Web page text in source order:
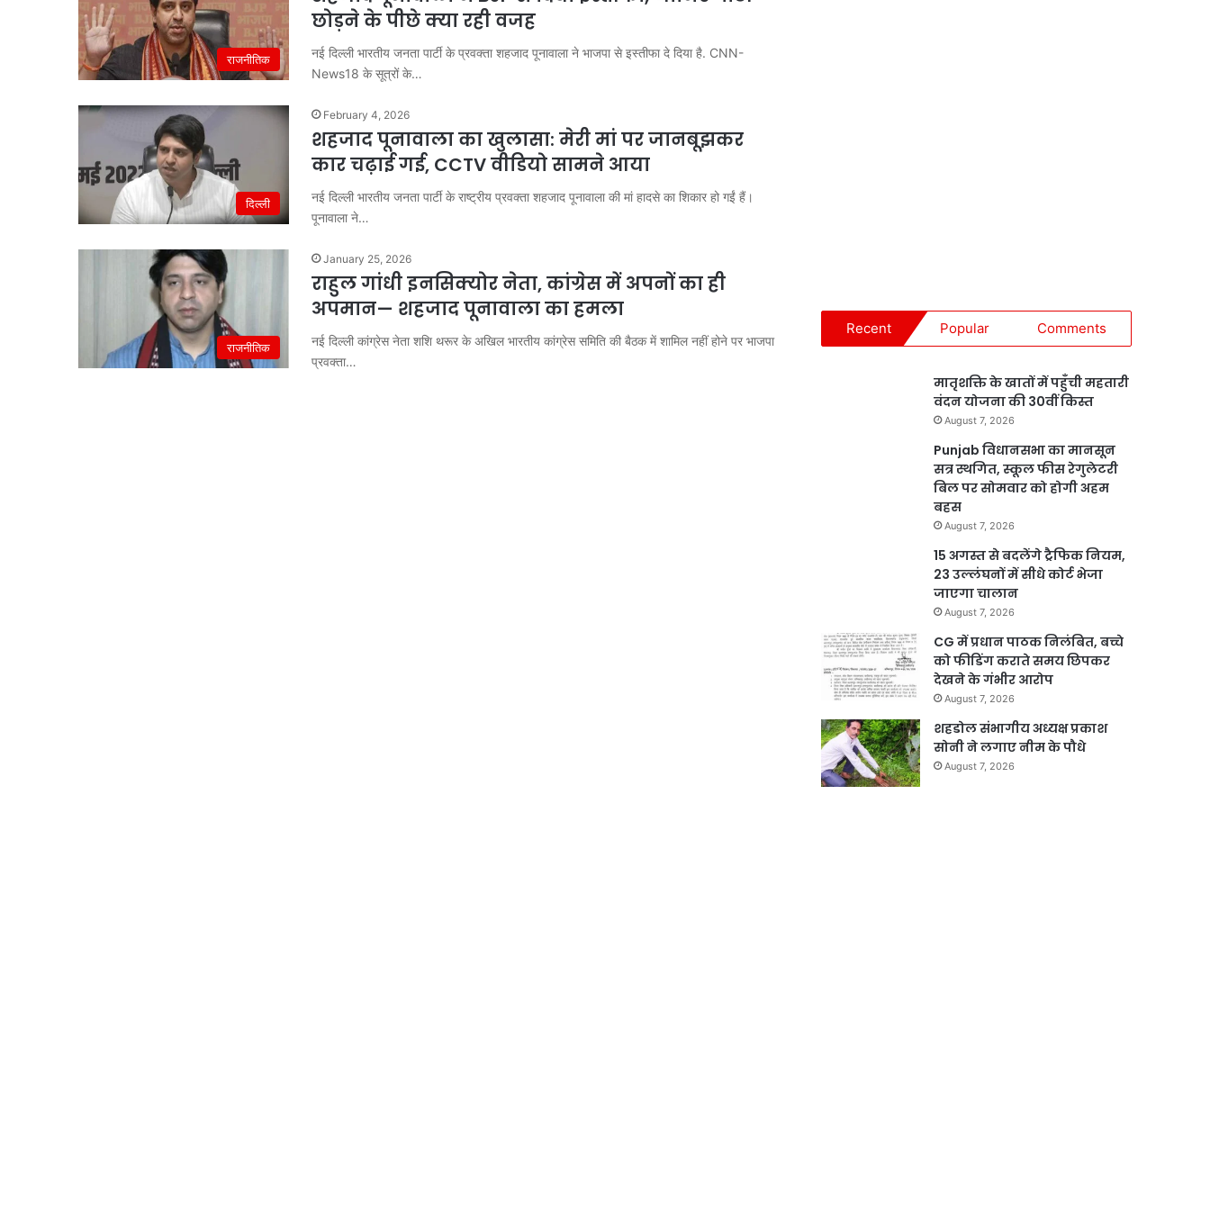
राजनीतिक
छोड़ने के पीछे क्या रही वजह
नई दिल्ली भारतीय जनता पार्टी के प्रवक्ता शहजाद पूनावाला ने भाजपा से इस्तीफा दे दिया है. CNN-
News18 के सूत्रों के…
दिल्ली
February 4, 2026
शहजाद पूनावाला का खुलासा: मेरी मां पर जानबूझकर
कार चढ़ाई गई, CCTV वीडियो सामने आया
नई दिल्ली भारतीय जनता पार्टी के राष्ट्रीय प्रवक्ता शहजाद पूनावाला की मां हादसे का शिकार हो गईं हैं।
पूनावाला ने…
राजनीतिक
January 25, 2026
राहुल गांधी इनसिक्योर नेता, कांग्रेस में अपनों का ही
अपमान— शहजाद पूनावाला का हमला
नई दिल्ली कांग्रेस नेता शशि थरूर के अखिल भारतीय कांग्रेस समिति की बैठक में शामिल नहीं होने पर भाजपा
प्रवक्ता…
Recent Popular Comments
मातृशक्ति के खातों में पहुँची महतारी
वंदन योजना की 30वीं किस्त
August 7, 2026
Punjab विधानसभा का मानसून
सत्र स्थगित, स्कूल फीस रेगुलेटरी
बिल पर सोमवार को होगी अहम
बहस
August 7, 2026
15 अगस्त से बदलेंगे ट्रैफिक नियम,
23 उल्लंघनों में सीधे कोर्ट भेजा
जाएगा चालान
August 7, 2026
CG में प्रधान पाठक निलंबित, बच्चे
को फीडिंग कराते समय छिपकर
देखने के गंभीर आरोप
August 7, 2026
शहडोल संभागीय अध्यक्ष प्रकाश
सोनी ने लगाए नीम के पौधे
August 7, 2026